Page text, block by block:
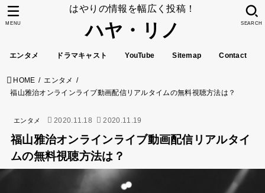
はやりの情報を幅広く投稿！
ハヤ・リノ
エンタメ ドラマキャスト YouTube Sitemap Contact
SEARCH
MENU
HOME
エンタメ
福山雅治オンラインライブ動画配信リアルタイムの無料視聴方法は？
エンタメ 2020.11.18 2020.11.19
福山雅治オンラインライブ動画配信リアルタイ
ムの無料視聴方法は？